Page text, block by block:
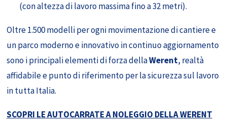
(con altezza di lavoro massima fino a 32 metri).
Oltre 1.500 modelli per ogni movimentazione di cantiere e
un parco moderno e innovativo in continuo aggiornamento
sono i principali elementi di forza dellaWerent, realtà
affidabile e punto di riferimento per la sicurezza sul lavoro
in tutta Italia.
SCOPRI LE AUTOCARRATE A NOLEGGIO DELLA WERENT